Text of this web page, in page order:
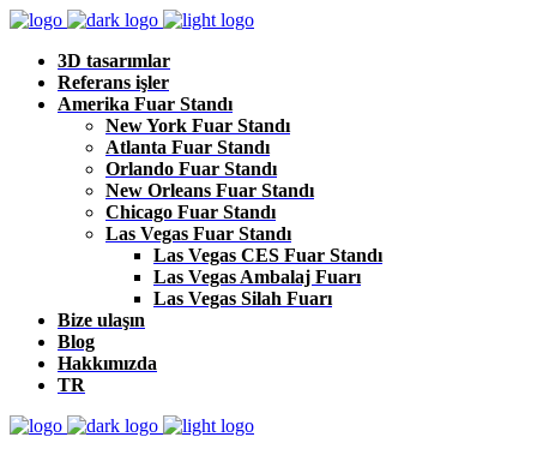
3D tasarımlar
Referans işler
Amerika Fuar Standı
New York Fuar Standı
Atlanta Fuar Standı
Orlando Fuar Standı
New Orleans Fuar Standı
Chicago Fuar Standı
Las Vegas Fuar Standı
Las Vegas CES Fuar Standı
Las Vegas Ambalaj Fuarı
Las Vegas Silah Fuarı
Bize ulaşın
Blog
Hakkımızda
TR